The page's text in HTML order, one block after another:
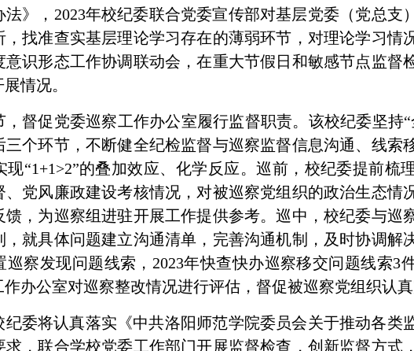
》，2023年校纪委联合党委宣传部对基层党委（党总支
，找准查实基层理论学习存在的薄弱环节，对理论学习情
意识形态工作协调联动会，在重大节假日和敏感节点监督
情况。
，督促党委巡察工作办公室履行监督职责。该校纪委坚持
三个环节，不断健全纪检监督与巡察监督信息沟通、线索
现“1+1>2”的叠加效应、化学反应。巡前，校纪委提前梳
、党风廉政建设考核情况，对被巡察党组织的政治生态情
馈，为巡察组进驻开展工作提供参考。巡中，校纪委与巡
，就具体问题建立沟通清单，完善沟通机制，及时协调解
巡察发现问题线索，2023年快查快办巡察移交问题线索3
办公室对巡察整改情况进行评估，督促被巡察党组织认真
纪委将认真落实《中共洛阳师范学院委员会关于推动各类
求，联合学校党委工作部门开展监督检查，创新监督方式